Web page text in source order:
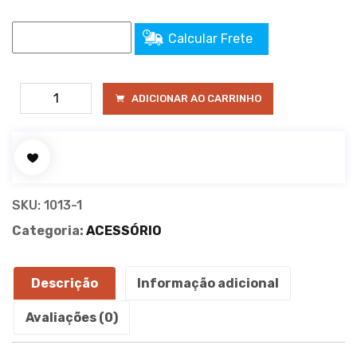
Calcular Frete
PAD
AUTOMAÇÃO
22CM
x
AZUL
quantidade
ADICIONAR AO CARRINHO
SKU: 1013-1
Categoria: ACESSÓRIO
Descrição Informação adicional
Avaliações (0)